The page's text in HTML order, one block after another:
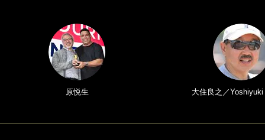
原悦生 大住良之／